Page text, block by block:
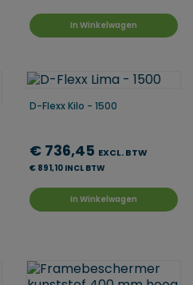
In Winkelwagen
D-Flexx Kilo - 1500
€ 736,45 EXCL. BTW
€ 891,10 INCL BTW
In Winkelwagen